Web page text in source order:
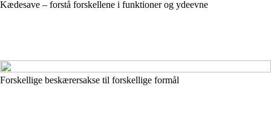
Kædesave – forstå forskellene i funktioner og ydeevne
Forskellige beskærersakse til forskellige formål